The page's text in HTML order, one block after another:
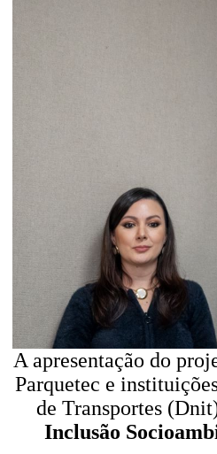
A apresentação do
Parquetec e
de Transportes
Inclusão